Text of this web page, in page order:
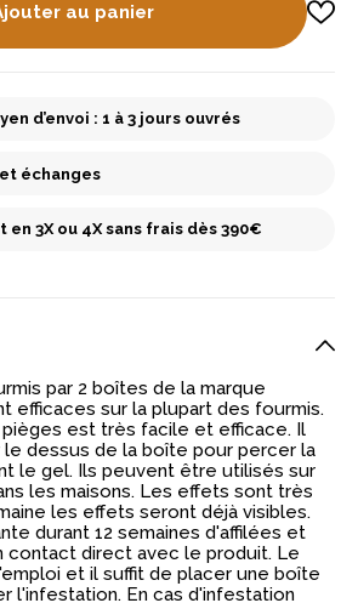
au panier
d’envoi : 1 à 3 jours ouvrés
échanges
en 3X ou 4X sans frais dès 390€
par 2 boîtes de la marque
efficaces sur la plupart des fourmis.
est très facile et efficace. Il
le dessus de la boîte pour percer la
le gel. Ils peuvent être utilisés sur
les maisons. Les effets sont très
les effets seront déjà visibles.
durant 12 semaines d'affilées et
contact direct avec le produit. Le
et il suffit de placer une boîte
l'infestation. En cas d'infestation